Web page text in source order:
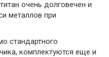
очень долговечен и
металлов при
стандартного
комплектуются еще и